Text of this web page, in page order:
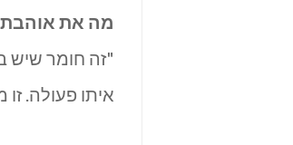
מה את אוהבת
"זה חומר שיש
איתו פעולה.